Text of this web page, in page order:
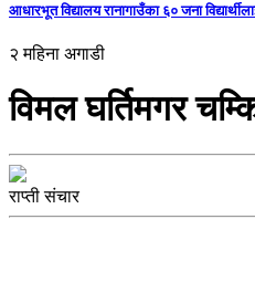
आधारभूत विद्यालय रानागाउँका ६० जना
२ महिना अगाडी
विमल घर्तिमगर
राप्ती संचार